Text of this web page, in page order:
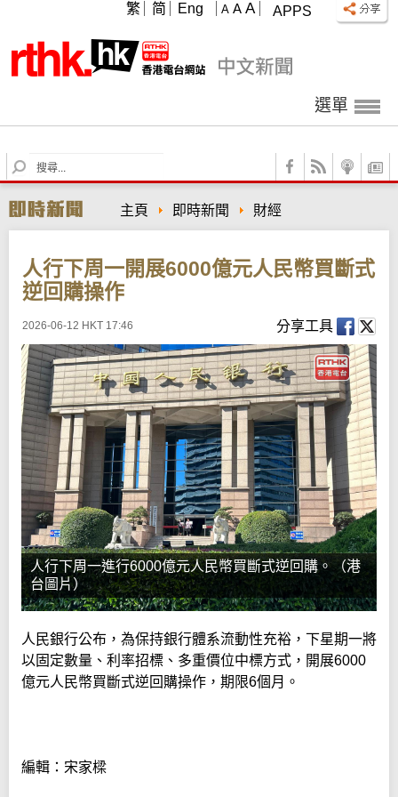
APPS
A A A
繁 简 Eng
選單
S
e
r
c
主頁 即時新聞 財經
人行下周一開展6000億元人民幣買斷式
逆回購操作
2026-06-12 HKT 17:46 分享工具
人行下周一進行6000億元人民幣買斷式逆回購。（港
台圖片）
人民銀行公布，為保持銀行體系流動性充裕，下星期一將
以固定數量、利率招標、多重價位中標方式，開展6000
億元人民幣買斷式逆回購操作，期限6個月。
編輯：宋家樑